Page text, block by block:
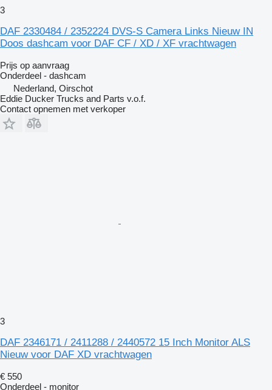
3
DAF 2330484 / 2352224 DVS-S Camera Links Nieuw IN
Doos dashcam voor DAF CF / XD / XF vrachtwagen
Prijs op aanvraag
Onderdeel - dashcam
Nederland, Oirschot
Eddie Ducker Trucks and Parts v.o.f.
Contact opnemen met verkoper
3
DAF 2346171 / 2411288 / 2440572 15 Inch Monitor ALS
Nieuw voor DAF XD vrachtwagen
€ 550
Onderdeel - monitor